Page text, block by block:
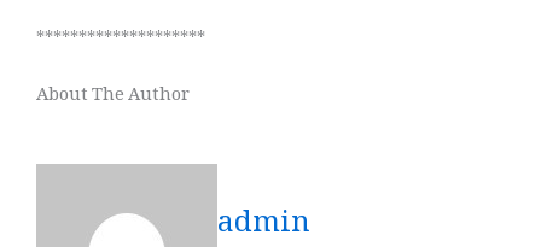
********************
About The Author
admin